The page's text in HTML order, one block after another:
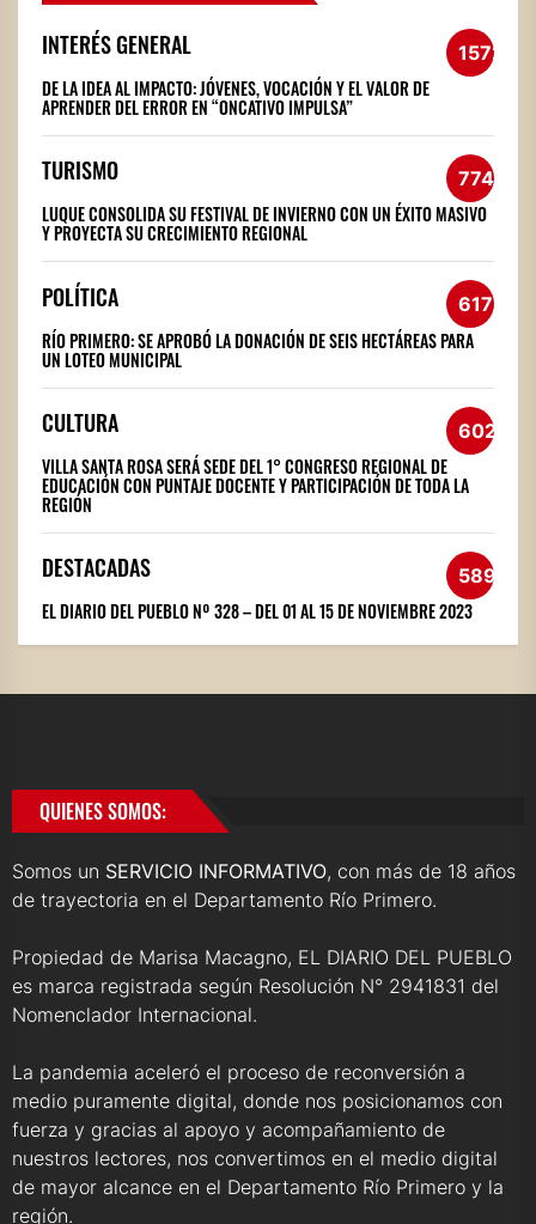
INTERÉS GENERAL 1572
DE LA IDEA AL IMPACTO: JÓVENES, VOCACIÓN Y EL VALOR DE
APRENDER DEL ERROR EN “ONCATIVO IMPULSA”
TURISMO 774
LUQUE CONSOLIDA SU FESTIVAL DE INVIERNO CON UN ÉXITO MASIVO
Y PROYECTA SU CRECIMIENTO REGIONAL
POLÍTICA 617
RÍO PRIMERO: SE APROBÓ LA DONACIÓN DE SEIS HECTÁREAS PARA
UN LOTEO MUNICIPAL
CULTURA 602
VILLA SANTA ROSA SERÁ SEDE DEL 1° CONGRESO REGIONAL DE
EDUCACIÓN CON PUNTAJE DOCENTE Y PARTICIPACIÓN DE TODA LA
REGIÓN
DESTACADAS 589
EL DIARIO DEL PUEBLO Nº 328 – DEL 01 AL 15 DE NOVIEMBRE 2023
QUIENES SOMOS:
Somos un SERVICIO INFORMATIVO, con más de 18 años
de trayectoria en el Departamento Río Primero.
Propiedad de Marisa Macagno, EL DIARIO DEL PUEBLO
es marca registrada según Resolución N° 2941831 del
Nomenclador Internacional.
La pandemia aceleró el proceso de reconversión a
medio puramente digital, donde nos posicionamos con
fuerza y gracias al apoyo y acompañamiento de
nuestros lectores, nos convertimos en el medio digital
de mayor alcance en el Departamento Río Primero y la
región.